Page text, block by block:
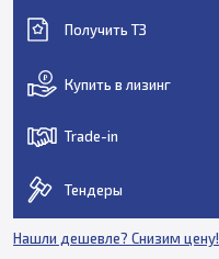
Получить ТЗ
Купить в лизинг
Trade-in
Тендеры
Нашли дешевле? Снизим цену!